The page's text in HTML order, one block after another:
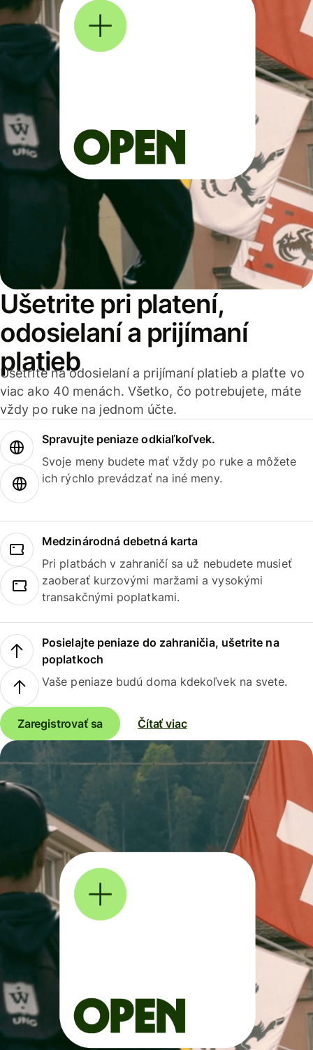
Ušetrite pri platení,
odosielaní a prijímaní
platieb
Ušetrite na odosielaní a prijímaní platieb a plaťte vo
viac ako 40 menách. Všetko, čo potrebujete, máte
vždy po ruke na jednom účte.
Spravujte peniaze odkiaľkoľvek.
Svoje meny budete mať vždy po ruke a môžete
ich rýchlo prevádzať na iné meny.
Medzinárodná debetná karta
Pri platbách v zahraničí sa už nebudete musieť
zaoberať kurzovými maržami a vysokými
transakčnými poplatkami.
Posielajte peniaze do zahraničia, ušetrite na
poplatkoch
Vaše peniaze budú doma kdekoľvek na svete.
Zaregistrovať sa Čítať viac